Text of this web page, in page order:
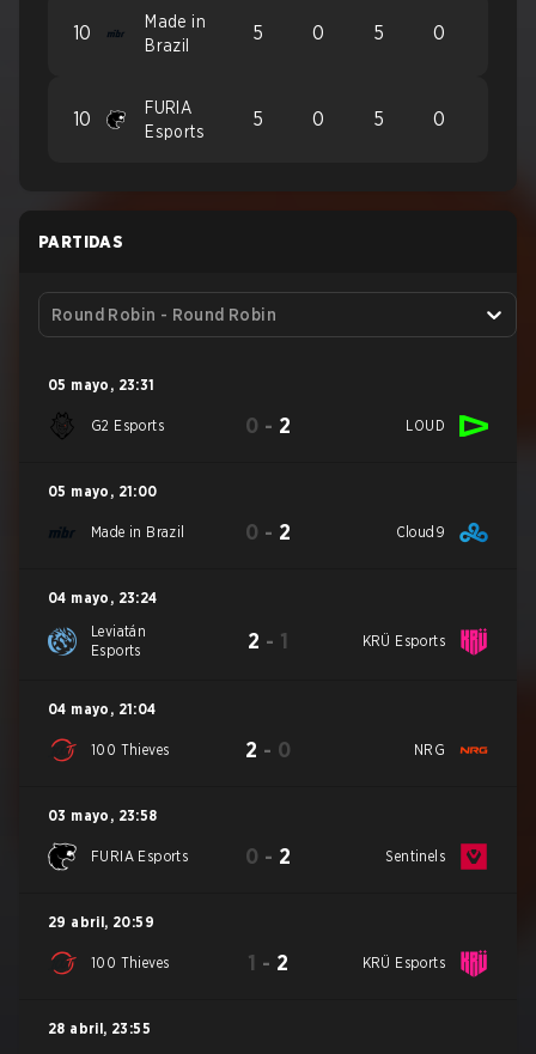
10
Made in
Brazil
5 0 5 0
10
FURIA
Esports
5 0 5 0
PARTIDAS
Round Robin - Round Robin
05 mayo , 23:31
G2 Esports 0 - 2 LOUD
05 mayo , 21:00
Made in Brazil 0 - 2 Cloud9
04 mayo , 23:24
Leviatán
Esports
2 - 1 KRÜ Esports
04 mayo , 21:04
100 Thieves 2 - 0 NRG
03 mayo , 23:58
FURIA Esports 0 - 2 Sentinels
29 abril, 20:59
100 Thieves 1 - 2 KRÜ Esports
28 abril, 23:55